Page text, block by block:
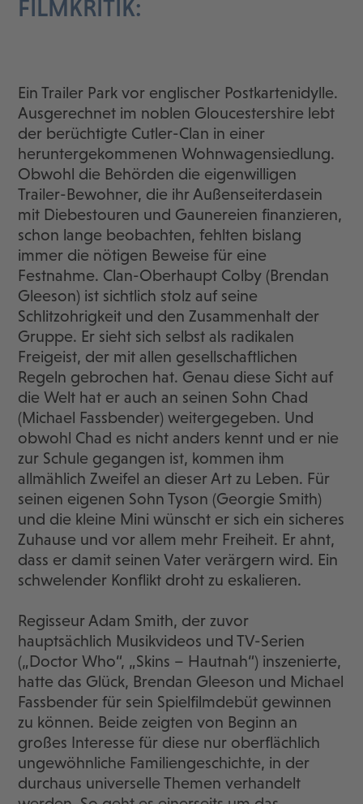
FILMKRITIK:
Ein Trailer Park vor englischer Postkartenidylle.
Ausgerechnet im noblen Gloucestershire lebt
der berüchtigte Cutler-Clan in einer
heruntergekommenen Wohnwagensiedlung.
Obwohl die Behörden die eigenwilligen
Trailer-Bewohner, die ihr Außenseiterdasein
mit Diebestouren und Gaunereien finanzieren,
schon lange beobachten, fehlten bislang
immer die nötigen Beweise für eine
Festnahme. Clan-Oberhaupt Colby (Brendan
Gleeson) ist sichtlich stolz auf seine
Schlitzohrigkeit und den Zusammenhalt der
Gruppe. Er sieht sich selbst als radikalen
Freigeist, der mit allen gesellschaftlichen
Regeln gebrochen hat. Genau diese Sicht auf
die Welt hat er auch an seinen Sohn Chad
(Michael Fassbender) weitergegeben. Und
obwohl Chad es nicht anders kennt und er nie
zur Schule gegangen ist, kommen ihm
allmählich Zweifel an dieser Art zu Leben. Für
seinen eigenen Sohn Tyson (Georgie Smith)
und die kleine Mini wünscht er sich ein sicheres
Zuhause und vor allem mehr Freiheit. Er ahnt,
dass er damit seinen Vater verärgern wird. Ein
schwelender Konflikt droht zu eskalieren.
Regisseur Adam Smith, der zuvor
hauptsächlich Musikvideos und TV-Serien
(„Doctor Who“, „Skins – Hautnah“) inszenierte,
hatte das Glück, Brendan Gleeson und Michael
Fassbender für sein Spielfilmdebüt gewinnen
zu können. Beide zeigten von Beginn an
großes Interesse für diese nur oberflächlich
ungewöhnliche Familiengeschichte, in der
durchaus universelle Themen verhandelt